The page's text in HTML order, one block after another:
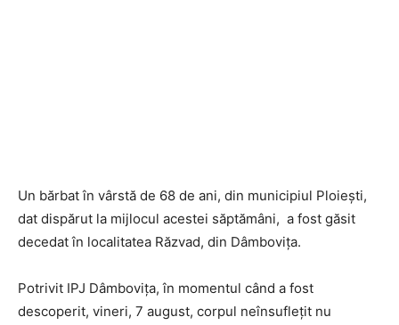
Un bărbat în vârstă de 68 de ani, din municipiul Ploiești,
dat dispărut la mijlocul acestei săptămâni, a fost găsit
decedat în localitatea Răzvad, din Dâmbovița.
Potrivit IPJ Dâmbovița, în momentul când a fost
descoperit, vineri, 7 august, corpul neînsuflețit nu